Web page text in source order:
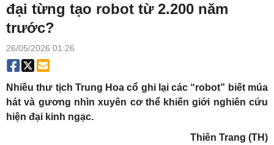
đại từng tạo robot từ 2.200 năm
trước?
26/05/2026 01:26
Nhiều thư tịch Trung Hoa cổ ghi lại các “robot” biết múa
hát và gương nhìn xuyên cơ thể khiến giới nghiên cứu
hiện đại kinh ngạc.
Thiên Trang (TH)